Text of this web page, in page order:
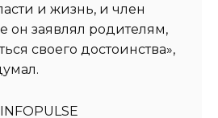
и жизнь, и член
он заявлял родителям,
своего достоинства»,